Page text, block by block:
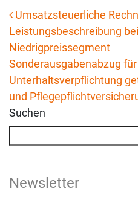
Beitrags-
Umsatzsteuerliche
Leistungsbeschreibung
Niedrigpreissegment
Sonderausgabenabzug
Unterhaltsverpflichtung
und
Suchen
Newsletter